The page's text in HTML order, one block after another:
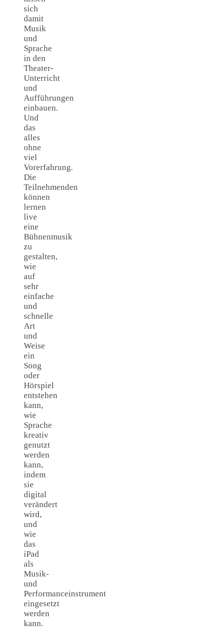
sich
damit
Musik
und
Sprache
in den
Theater-
Unterricht
und
Aufführungen
einbauen.
Und
das
alles
ohne
viel
Vorerfahrung.
Die
Teilnehmenden
können
lernen
live
eine
Bühnenmusik
zu
gestalten,
wie
auf
sehr
einfache
und
schnelle
Art
und
Weise
ein
Song
oder
Hörspiel
entstehen
kann,
wie
Sprache
kreativ
genutzt
werden
kann,
indem
sie
digital
verändert
wird,
und
wie
das
iPad
als
Musik-
und
Performanceinstrument
eingesetzt
werden
kann.